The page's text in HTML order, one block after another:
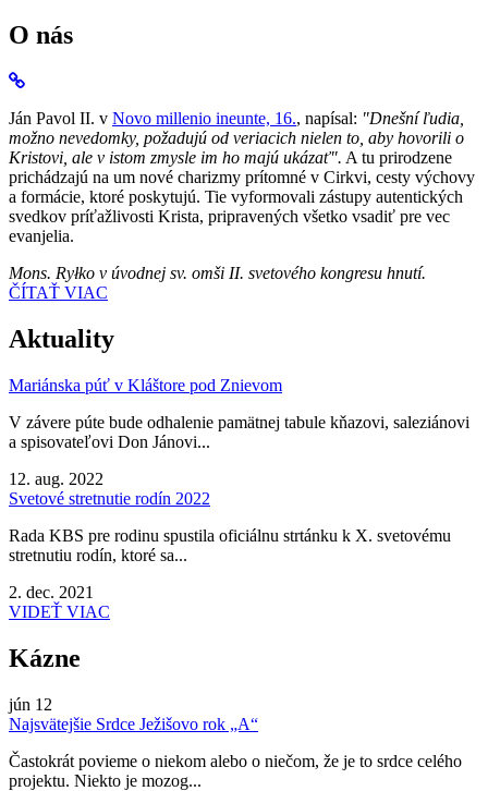
O nás
Ján Pavol II. v Novo millenio ineunte, 16., napísal: "Dnešní ľudia,
možno nevedomky, požadujú od veriacich nielen to, aby hovorili o
Kristovi, ale v istom zmysle im ho majú ukázať". A tu prirodzene
prichádzajú na um nové charizmy prítomné v Cirkvi, cesty výchovy
a formácie, ktoré poskytujú. Tie vyformovali zástupy autentických
svedkov príťažlivosti Krista, pripravených všetko vsadiť pre vec
evanjelia.
Mons. Ryłko v úvodnej sv. omši II. svetového kongresu hnutí.
ČÍTAŤ VIAC
Aktuality
Mariánska púť v Kláštore pod Znievom
V závere púte bude odhalenie pamätnej tabule kňazovi, saleziánovi
a spisovateľovi Don Jánovi...
12. aug. 2022
Svetové stretnutie rodín 2022
Rada KBS pre rodinu spustila oficiálnu strtánku k X. svetovému
stretnutiu rodín, ktoré sa...
2. dec. 2021
VIDEŤ VIAC
Kázne
jún 12
Najsvätejšie Srdce Ježišovo rok „A“
Častokrát povieme o niekom alebo o niečom, že je to srdce celého
projektu. Niekto je mozog...